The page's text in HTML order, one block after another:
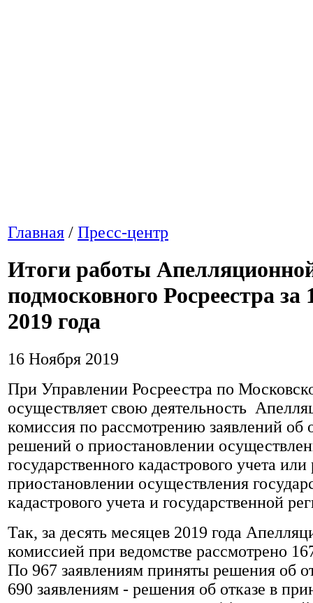
Главная / Пресс-центр
Итоги работы
подмосковного Росреестра за
2019 года
16 Ноября 2019
При Управлении Росреестра по
осуществляет свою деятельность
комиссия по рассмотрению заявлений об
решений о приостановлении
государственного кадастрового учета
приостановлении осуществления
кадастрового учета и государственной
Так, за десять месяцев 2019 года
комиссией при ведомстве рассмотрено
По 967 заявлениям приняты решения об
690 заявлениям - решения об отказе в